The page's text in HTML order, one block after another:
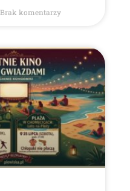
Brak komentarzy